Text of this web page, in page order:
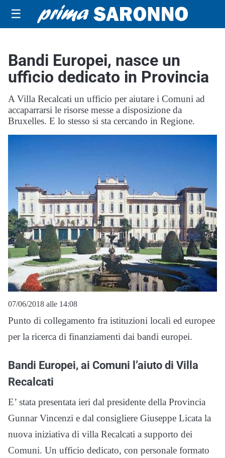
☰
Bandi Europei, nasce un
ufficio dedicato in Provincia
A Villa Recalcati un ufficio per aiutare i Comuni ad
accaparrarsi le risorse messe a disposizione da
Bruxelles. E lo stesso si sta cercando in Regione.
07/06/2018 alle 14:08
Punto di collegamento fra istituzioni locali ed europee
per la ricerca di finanziamenti dai bandi europei.
Bandi Europei, ai Comuni l’aiuto di Villa
Recalcati
E’ stata presentata ieri dal presidente della Provincia
Gunnar Vincenzi e dal consigliere Giuseppe Licata la
nuova iniziativa di villa Recalcati a supporto dei
Comuni. Un ufficio dedicato, con personale formato